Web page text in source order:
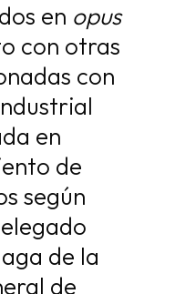
en opus
con otras
con
en
de
según
de la
de